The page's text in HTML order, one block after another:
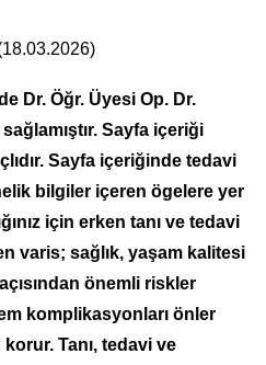
Dr. Öğr. Üyesi Op. Dr.
Sayfa içeriği
Sayfa içeriğinde tedavi
bilgiler içeren ögelere yer
için erken tanı ve tedavi
varis; sağlık, yaşam kalitesi
önemli riskler
komplikasyonları önler
Tanı, tedavi ve